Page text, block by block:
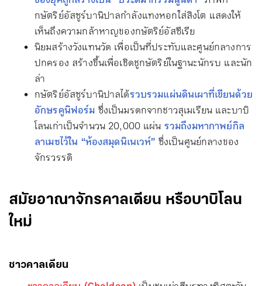
กษัตริย์อัสซูร์บานิปาลกำลังแทงหอกใส่สิงโต แสดงให้
เห็นถึงความกล้าหาญของกษัตริย์อัสซีเรีย
นิยมสร้างวังแทนวัด เพื่อเป็นที่ประทับและศูนย์กลางการ
ปกครอง สร้างขึ้นเพื่อเชิดชูกษัตริย์ในฐานะนักรบ และนัก
ล่า
กษัตริย์อัสซูร์บานิปาลได้รวบรวมแผ่นดินเผาที่เขียนด้วย
อักษรคูนิฟอร์ม ซึ่งเป็นมรดกจากชาวสุเมเรียน และบาบิ
โลนเก่าเป็นจำนวน 20,000 แผ่น รวมถึงมหากาพย์กิล
ลาเมซไว้ใน “ห้องสมุดนิเนเวห์” ซึ่งเป็นศูนย์กลางของ
จักรวรรดิ
สมัยอาณาจักรคาลเดียน หรือบาบิโลน
ใหม่
ชาวคาลเดียน